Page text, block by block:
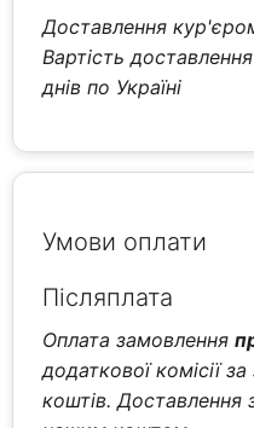
Доставлення
Вартість
днів по Україні
Умови оплати
Післяплата
Оплата замовлення
додаткової комісії
коштів. Доставлення